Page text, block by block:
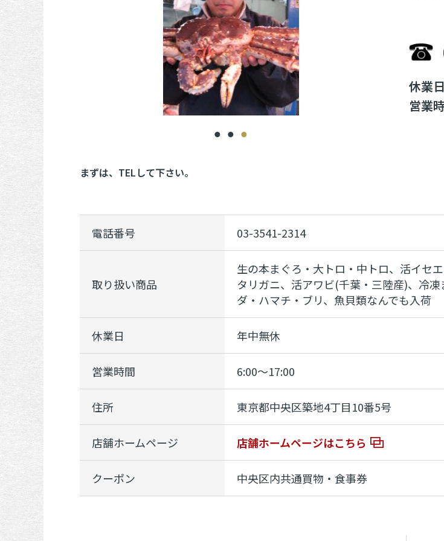
休業
営業
まずは、TELして下さい。
電話番号 03-3541-2314
取り扱い商品
生の本まぐろ・大トロ・中トロ、活イセ
タリガニ、活アワビ(千葉・三陸産)、冷
ダ・ハマチ・ブリ、魚貝類なんでも入荷
休業日 年中無休
営業時間 6:00～17:00
住所 東京都中央区築地4丁目10番5号
店舗ホームページ 店舗ホームページはこちら
クーポン 中央区内共通買物・食事券